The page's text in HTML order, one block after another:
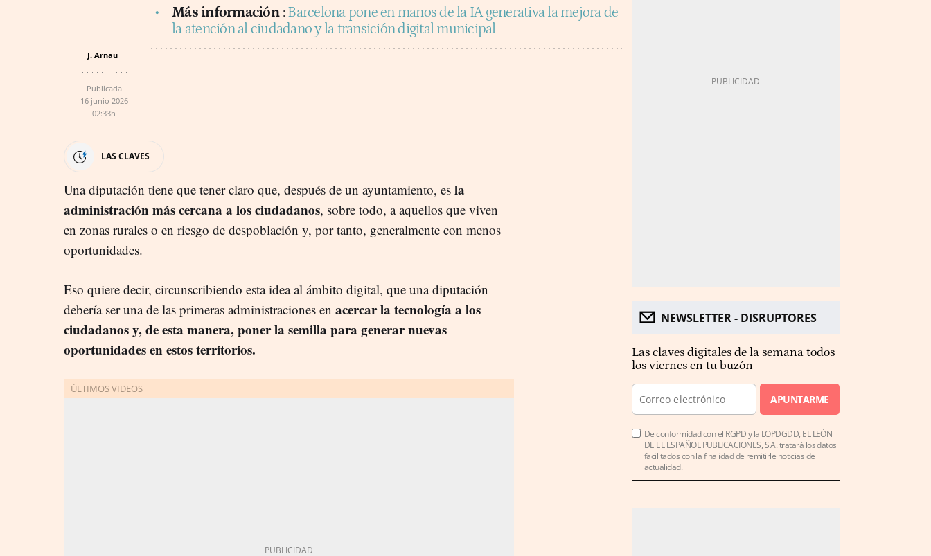
Más información : Barcelona pone en manos de la IA generativa la mejora de
la atención al ciudadano y la transición digital municipal
J. Arnau
Publicada
16 junio 2026
02:33h
LAS CLAVES
Una diputación tiene que tener claro que, después de un ayuntamiento, es la
administración más cercana a los ciudadanos, sobre todo, a aquellos que viven
en zonas rurales o en riesgo de despoblación y, por tanto, generalmente con menos
oportunidades.
Eso quiere decir, circunscribiendo esta idea al ámbito digital, que una diputación
debería ser una de las primeras administraciones en acercar la tecnología a los
ciudadanos y, de esta manera, poner la semilla para generar nuevas
oportunidades en estos territorios.
NEWSLETTER - DISRUPTORES
Las claves digitales de la semana todos
los viernes en tu buzón
APUNTARME
De conformidad con el RGPD y la LOPDGDD, EL LEÓN
DE EL ESPAÑOL PUBLICACIONES, S.A. tratará los datos
facilitados con la finalidad de remitirle noticias de
actualidad.